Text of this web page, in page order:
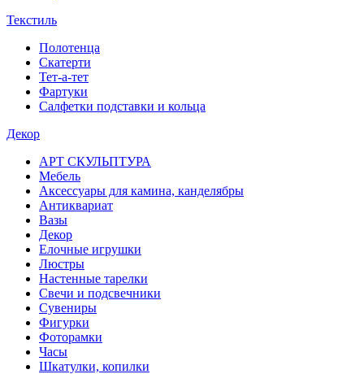
Текстиль
Полотенца
Скатерти
Тет-а-тет
Фартуки
Салфетки подставки и кольца
Декор
АРТ СКУЛЬПТУРА
Мебель
Аксессуары для камина, канделябры
Антиквариат
Вазы
Декор
Елочные игрушки
Люстры
Настенные тарелки
Свечи и подсвечники
Сувениры
Фигурки
Фоторамки
Часы
Шкатулки, копилки